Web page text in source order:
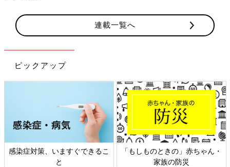
連載一覧へ
ピックアップ
感染症対策、いますぐできるこ
と
「もしものときの」赤ちゃん・
家族の防災